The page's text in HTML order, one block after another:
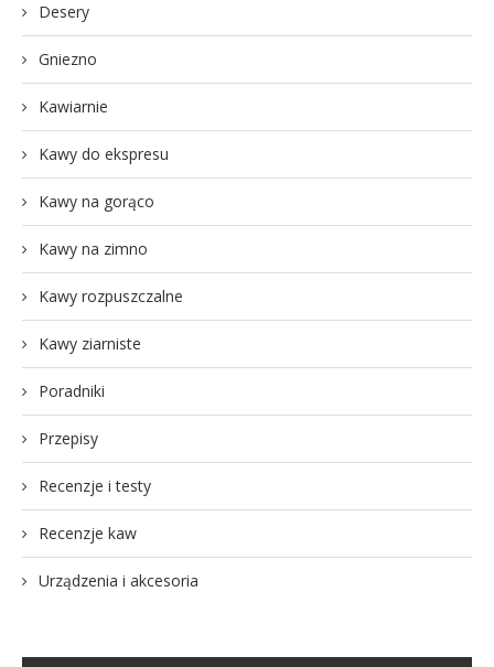
Desery
Gniezno
Kawiarnie
Kawy do ekspresu
Kawy na gorąco
Kawy na zimno
Kawy rozpuszczalne
Kawy ziarniste
Poradniki
Przepisy
Recenzje i testy
Recenzje kaw
Urządzenia i akcesoria